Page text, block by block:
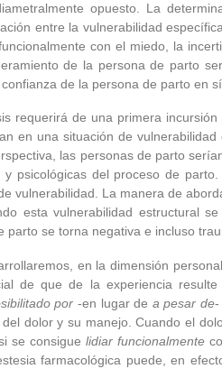
opuesto. La
entre la vulnerabilidad
con el miedo, la
de la persona de parto
de la persona de parto en
requerirá de una primera
en una situación de
las personas de parto
y psicológicas del proceso de
vulnerabilidad. La manera de
esta vulnerabilidad estructural
parto se torna negativa e incluso
en la dimensión
de que de la experiencia
por -en lugar de a pesar de-
dolor y su manejo. Cuando el
se consiguelidiar funcionalmente
farmacológica puede, en